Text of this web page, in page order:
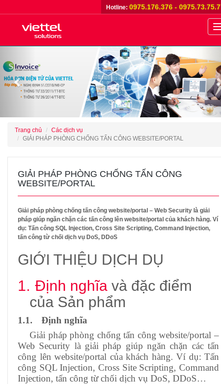
Hotline: 0975.176.376 -
Trang chủ
Các dịch vụ
GIẢI PHÁP PHÒNG CHỐNG TẤN CÔNG WEBSITE/PORTAL
GIẢI PHÁP PHÒNG CHỐNG TẤN CÔNG
WEBSITE/PORTAL
Giải pháp phòng chống tấn công website/portal – Web Security là giải
pháp giúp ngăn chặn các tấn công lên website/portal của khách hàng. Ví
dụ: Tấn công SQL Injection, Cross Site Scripting, Command Injection,
tấn công từ chối dịch vụ DoS, DDoS
GIỚI THIỆU DỊCH DỤ
1. Định nghĩa và đặc điểm
của Sản phẩm
1.1.
Định nghĩa
Giải pháp phòng chống tấn công website/portal –
Web Security là giải pháp giúp ngăn chặn các tấn
công lên website/portal của khách hàng. Ví dụ: Tấn
công SQL Injection, Cross Site Scripting, Command
Injection, tấn công từ chối dịch vụ DoS, DDoS…